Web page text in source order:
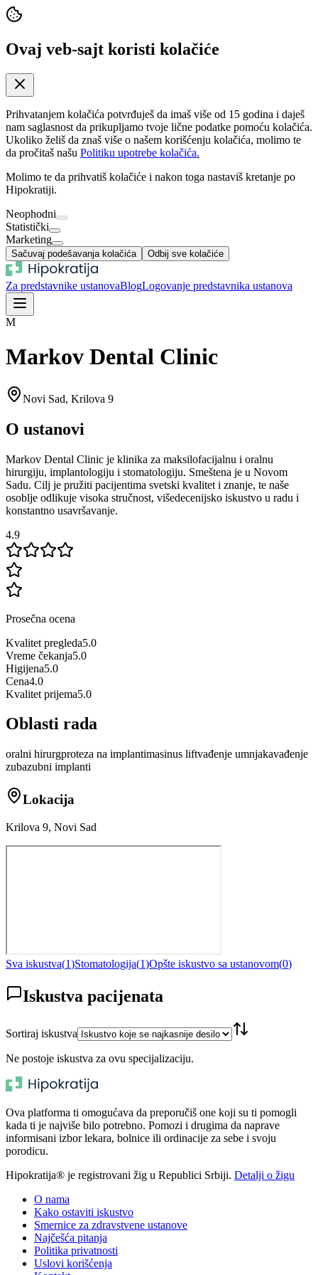
Ovaj veb-sajt koristi kolačiće
Prihvatanjem kolačića potvrđuješ da imaš više od 15 godina i daješ
nam saglasnost da prikupljamo tvoje lične podatke pomoću kolačića.
Ukoliko želiš da znaš više o našem korišćenju kolačića, molimo te
da pročitaš našu Politiku upotrebe kolačića.
Molimo te da prihvatiš kolačiće i nakon toga nastaviš kretanje po
Hipokratiji.
Neophodni
Statistički
Marketing
Sačuvaj podešavanja kolačića Odbij sve kolačiće
Za predstavnike ustanovaBlogLogovanje predstavnika ustanova
M
Markov Dental Clinic
Novi Sad, Krilova 9
O ustanovi
Markov Dental Clinic je klinika za maksilofacijalnu i oralnu
hirurgiju, implantologiju i stomatologiju. Smeštena je u Novom
Sadu. Cilj je pružiti pacijentima svetski kvalitet i znanje, te naše
osoblje odlikuje visoka stručnost, višedecenijsko iskustvo u radu i
konstantno usavršavanje.
4.9
Prosečna ocena
Kvalitet pregleda5.0
Vreme čekanja5.0
Higijena5.0
Cena4.0
Kvalitet prijema5.0
Oblasti rada
oralni hirurgproteza na implantimasinus liftvađenje umnjakavađenje
zubazubni implanti
Lokacija
Krilova 9, Novi Sad
Sva iskustva(1)Stomatologija(1)Opšte iskustvo sa ustanovom(0)
Iskustva pacijenata
Sortiraj iskustva
Ne postoje iskustva za ovu specijalizaciju.
Ova platforma ti omogućava da preporučiš one koji su ti pomogli
kada ti je najviše bilo potrebno. Pomozi i drugima da naprave
informisani izbor lekara, bolnice ili ordinacije za sebe i svoju
porodicu.
Hipokratija® je registrovani žig u Republici Srbiji. Detalji o žigu
O nama
Kako ostaviti iskustvo
Smernice za zdravstvene ustanove
Najčešća pitanja
Politika privatnosti
Uslovi korišćenja